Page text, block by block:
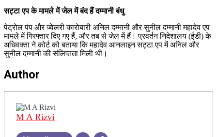
सट्टा एप के मामले में जेल में बंद हैं दम्‍मानी बंधु
पेट्रोल पंप और ज्वेलरी कारोबारी अनिल दम्मानी और सुनील दम्मानी महादेव एप
मामले में गिरफ्तार दिए गए हैं, और तब से जेल में हैं। प्रवर्तन निदेशालय (ईडी) के
अधिवक्ता ने कोर्ट को बताया कि महादेव आनलाइन सट्टा एप में अनिल और
सुनील दम्मानी की संलिप्तता मिली थी।
Author
M A Rizvi